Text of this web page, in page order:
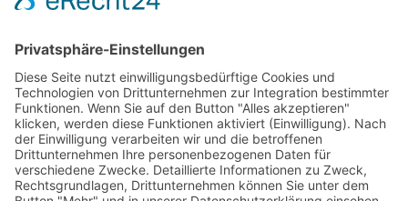
Juni 2015
Mai 2015
April 2015
März 2015
Januar 2015